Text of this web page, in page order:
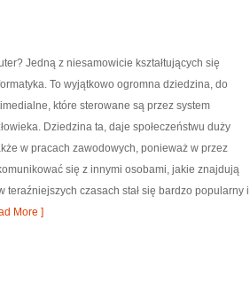
Jedną z niesamowicie kształtujących się
To wyjątkowo ogromna dziedzina, do
które sterowane są przez system
Dziedzina ta, daje społeczeństwu duży
w pracach zawodowych, ponieważ w przez
się z innymi osobami, jakie znajdują
czasach stał się bardzo popularny i
More ]